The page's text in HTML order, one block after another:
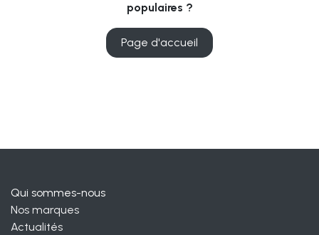
populaires ?
Page d'accueil
Qui sommes-nous
Nos marques
Actualités